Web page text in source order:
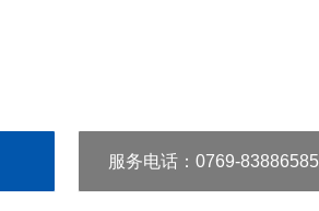
服务电话：0769-83886585